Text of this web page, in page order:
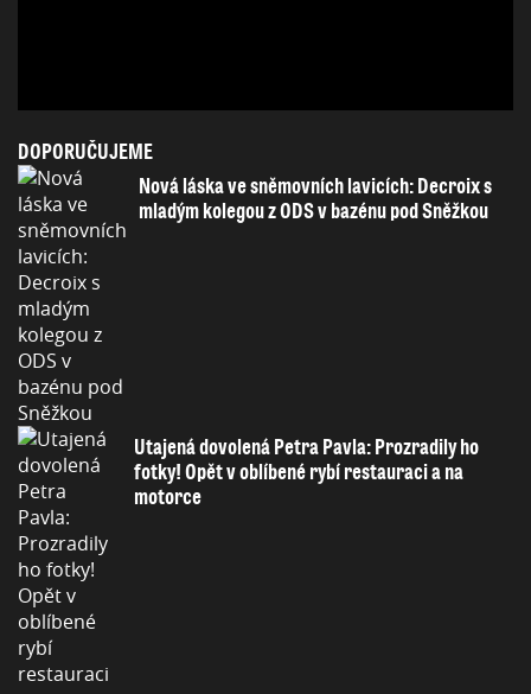
DOPORUČUJEME
Nová láska ve sněmovních lavicích: Decroix s
mladým kolegou z ODS v bazénu pod Sněžkou
Utajená dovolená Petra Pavla: Prozradily ho
fotky! Opět v oblíbené rybí restauraci a na
motorce